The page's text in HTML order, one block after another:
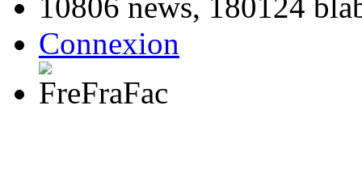
Connexion